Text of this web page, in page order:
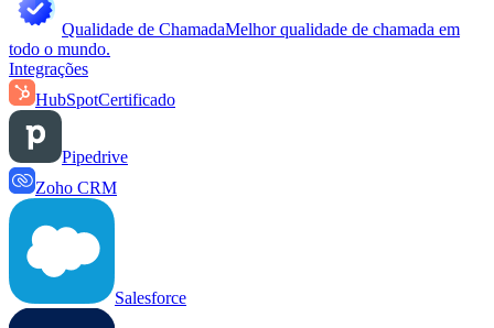
Qualidade de ChamadaMelhor qualidade de chamada em
todo o mundo.
Integrações
HubSpotCertificado
Pipedrive
Zoho CRM
Salesforce